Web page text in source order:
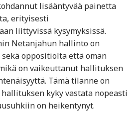
lisääntyvää painetta
erityisesti
liittyvissä kysymyksissä.
Netanjahun hallinto on
oppositiolta että oman
on vaikeuttanut hallituksen
Tämä tilanne on
kyky vastata nopeasti
on heikentynyt.